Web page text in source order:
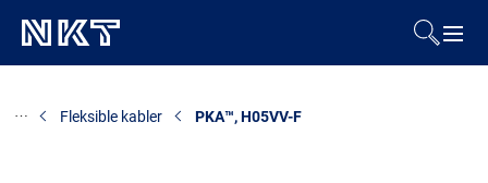
Fleksible kabler PKA™, H05VV-F